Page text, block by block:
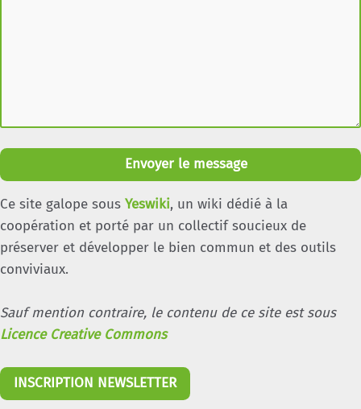
Envoyer le message
Ce site galope sous Yeswiki, un wiki dédié à la
coopération et porté par un collectif soucieux de
préserver et développer le bien commun et des outils
conviviaux.
Sauf mention contraire, le contenu de ce site est sous
Licence Creative Commons
INSCRIPTION NEWSLETTER